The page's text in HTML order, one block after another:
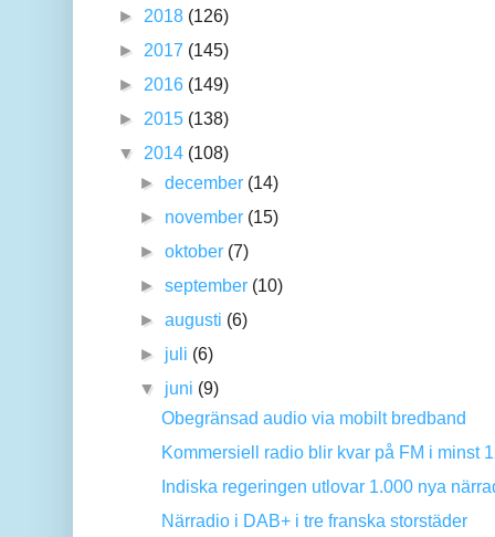
► 2018 (126)
► 2017 (145)
► 2016 (149)
► 2015 (138)
▼ 2014 (108)
►december (14)
► november (15)
►oktober (7)
►september (10)
►augusti (6)
► juli (6)
▼ juni (9)
Obegränsad audio via mobilt bredband
Kommersiell radio blir kvar på FM i minst
Indiska regeringen utlovar 1.000 nya
Närradio i DAB+ i tre franska storstäder